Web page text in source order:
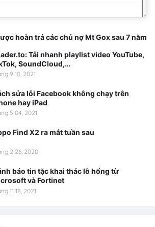
hoàn trả các chủ nợ Mt Gox sau 7 năm
Tải nhanh playlist video YouTube,
SoundCloud,…
9 10, 2021
sửa lỗi Facebook không chạy trên
hay iPad
5 04, 2021
Find X2 ra mắt tuần sau
2 26, 2020
báo tin tặc khai thác lỗ hổng từ
và Fortinet
11 18, 2021